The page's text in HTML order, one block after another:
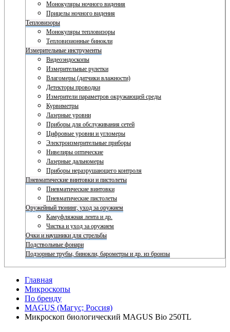
Монокуляры ночного видения
Прицелы ночного видения
Тепловизоры
Монокуляры тепловизоры
Тепловизионные бинокли
Измерительные инструменты
Видеоэндоскопы
Измерительные рулетки
Влагомеры (датчики влажности)
Детекторы проводки
Измерители параметров окружающей среды
Курвиметры
Лазерные уровни
Приборы для обслуживания сетей
Цифровые уровни и угломеры
Электроизмерительные приборы
Нивелиры оптические
Лазерные дальномеры
Приборы неразрушающего контроля
Пневматические винтовки и пистолеты
Пневматические винтовки
Пневматические пистолеты
Оружейный тюнинг, уход за оружием
Камуфляжная лента и др.
Чистка и уход за оружием
Очки и наушники для стрельбы
Подствольные фонари
Подзорные трубы, бинокли, барометры и др. из бронзы
Главная
Микроскопы
По бренду
MAGUS (Магус; Россия)
Микроскоп биологический MAGUS Bio 250TL